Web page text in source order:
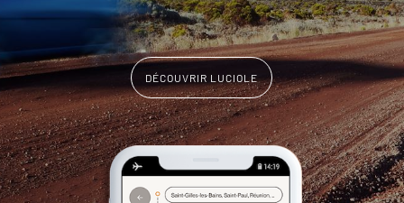
DÉCOUVRIR LUCIOLE